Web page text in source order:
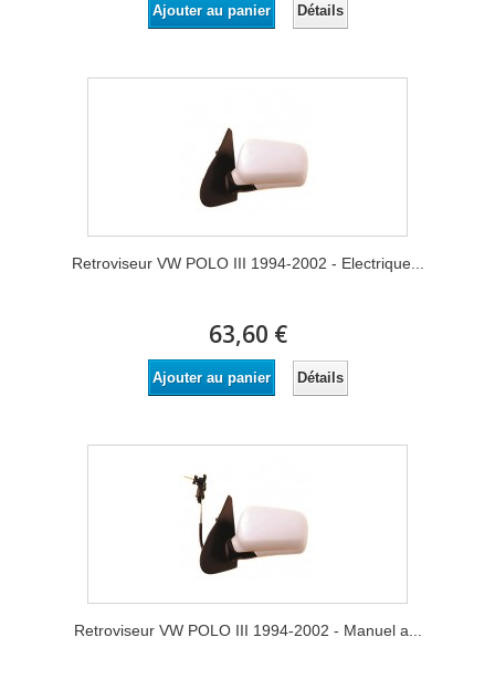
Ajouter au panier Détails
Retroviseur VW POLO III 1994-2002 - Electrique...
63,60 €
Ajouter au panier Détails
Retroviseur VW POLO III 1994-2002 - Manuel a...